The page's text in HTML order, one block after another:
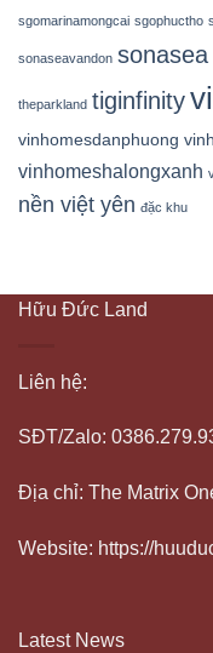
sgomarinamongcai sgophuctho
sonaseavandon
theparkland tiginfinity
vinhomesdanphuong
vinhomeshalongxanh
nền việt yên đặc khu
Hữu Đức Land
Liên hệ:
SĐT/Zalo:
Địa chỉ: The Matrix
Website: https://
Latest News